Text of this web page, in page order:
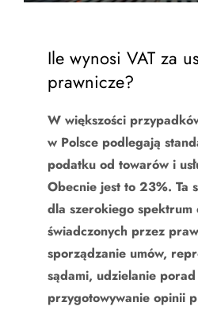
Ile wynosi VAT za
prawnicze?
W większości
w Polsce podlegają
podatku od towarów i
Obecnie jest to 23%. Ta
dla szerokiego spektrum
świadczonych przez
sporządzanie umów,
sądami, udzielanie
przygotowywanie opinii